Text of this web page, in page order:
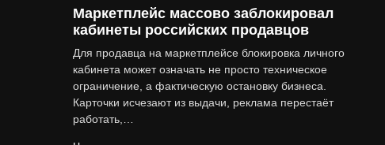
Маркетплейс массово заблокировал
кабинеты российских продавцов
Для продавца на маркетплейсе блокировка личного
кабинета может означать не просто техническое
ограничение, а фактическую остановку бизнеса.
Карточки исчезают из выдачи, реклама перестаёт
работать,…